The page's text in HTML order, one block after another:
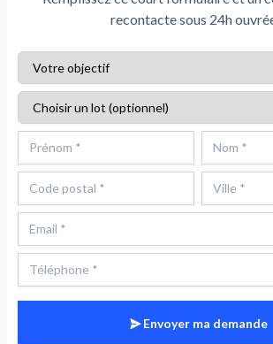
recontacte sous 24h
Envoyer ma demande